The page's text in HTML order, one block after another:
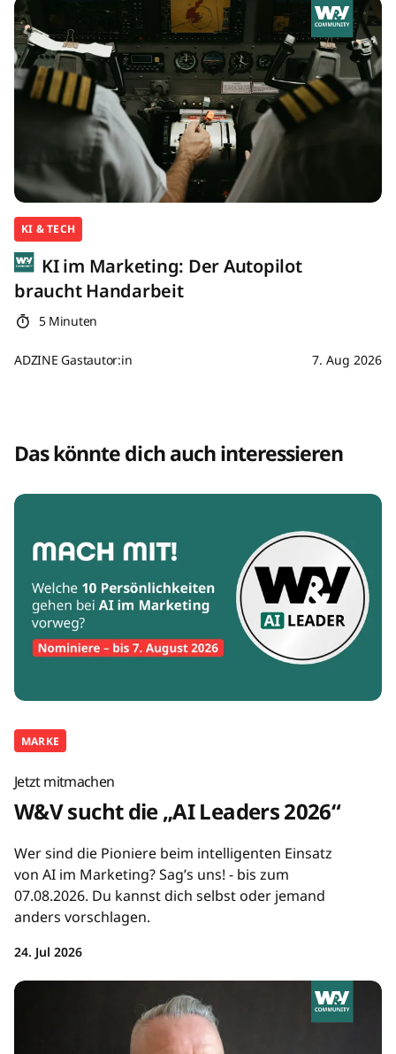
KI & TECH
KI im Marketing: Der Autopilot
braucht Handarbeit
5 Minuten
ADZINE Gastautor:in 7. Aug 2026
Das könnte dich auch interessieren
MARKE
Jetzt mitmachen
W&V sucht die „AI Leaders 2026“
Wer sind die Pioniere beim intelligenten Einsatz
von AI im Marketing? Sag’s uns! - bis zum
07.08.2026. Du kannst dich selbst oder jemand
anders vorschlagen.
24. Jul 2026